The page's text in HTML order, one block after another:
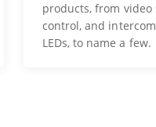
products, from video
control, and
LEDs, to name a few.